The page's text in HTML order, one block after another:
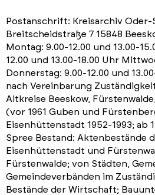
Postanschrift: Kreisarchiv Oder-
Breitscheidstraße 7 15848
Montag: 9.00-12.00 und 13.00-
12.00 und 13.00-18.00 Uhr
Donnerstag: 9.00-12.00 und
nach Vereinbarung
Altkreise Beeskow,
(vor 1961 Guben und
Eisenhüttenstadt 1952-1993; ab
Spree Bestand: Aktenbestände
Eisenhüttenstadt und
Fürstenwalde; von Städten,
Gemeindeverbänden im
Bestände der Wirtschaft;